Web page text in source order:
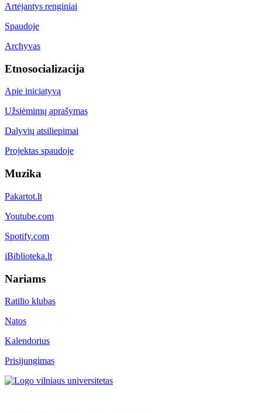
Artėjantys renginiai
Spaudoje
Archyvas
Etnosocializacija
Apie iniciatyvą
Užsiėmimų aprašymas
Dalyvių atsiliepimai
Projektas spaudoje
Muzika
Pakartot.lt
Youtube.com
Spotify.com
iBiblioteka.lt
Nariams
Ratilio klubas
Natos
Kalendorius
Prisijungimas